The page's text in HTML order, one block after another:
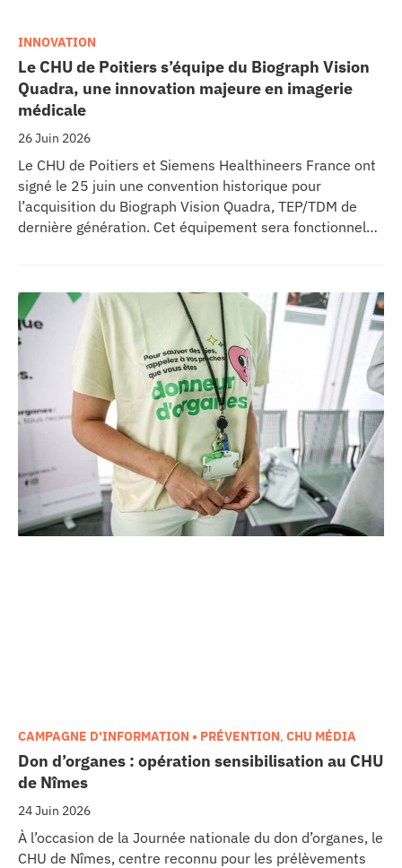
Le CHU de Poitiers s’équipe du Biograph Vision
Quadra, une innovation majeure en imagerie
médicale
26 Juin 2026
INNOVATION
Le CHU de Poitiers et Siemens Healthineers France ont
signé le 25 juin une convention historique pour
l’acquisition du Biograph Vision Quadra, TEP/TDM de
dernière génération. Cet équipement sera fonctionnel
l’excellence clinique et scientifique de l’établissement.
Ce projet représente un investissement de 9,5 millions
d’euros pour l’acquisition et l’installation de
l’équipement au cœur même du pôle régional de
cancérologie.
Don d’organes : opération sensibilisation au CHU
de Nîmes
24 Juin 2026
CAMPAGNE D'INFORMATION • PRÉVENTION, CHU MÉDIA
À l’occasion de la Journée nationale du don d’organes, le
CHU de Nîmes, centre reconnu pour les prélèvements